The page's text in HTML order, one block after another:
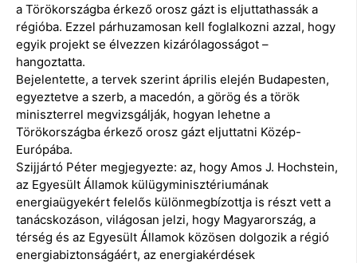
a Törökországba érkező orosz gázt is eljuttathassák a
régióba. Ezzel párhuzamosan kell foglalkozni azzal, hogy
egyik projekt se élvezzen kizárólagosságot –
hangoztatta.
Bejelentette, a tervek szerint április elején Budapesten,
egyeztetve a szerb, a macedón, a görög és a török
miniszterrel megvizsgálják, hogyan lehetne a
Törökországba érkező orosz gázt eljuttatni Közép-
Európába.
Szijjártó Péter megjegyezte: az, hogy Amos J. Hochstein,
az Egyesült Államok külügyminisztériumának
energiaügyekért felelős különmegbízottja is részt vett a
tanácskozáson, világosan jelzi, hogy Magyarország, a
térség és az Egyesült Államok közösen dolgozik a régió
energiabiztonságáért, az energiakérdések